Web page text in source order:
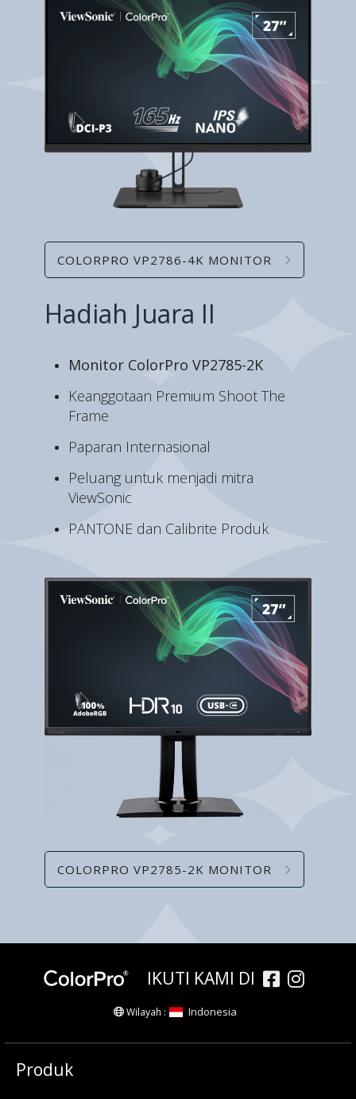
COLORPRO VP2786-4K MONITOR
Hadiah Juara II
Monitor ColorPro VP2785-2K
Keanggotaan Premium Shoot The
Frame
Paparan Internasional
Peluang untuk menjadi mitra
ViewSonic
PANTONE dan Calibrite Produk
COLORPRO VP2785-2K MONITOR
IKUTI KAMI DI
Wilayah : Indonesia
Produk